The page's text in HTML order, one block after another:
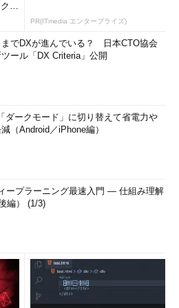
ト
PR(ITmedia エンタープライズ)
までDXが進んでいる？ 日本CTO協会
ール「DX Criteria」公開
ダークモード」に切り替えて省電力や
（Android／iPhone編）
プラーニング最速入門 ― 仕組み理解
編） (1/3)